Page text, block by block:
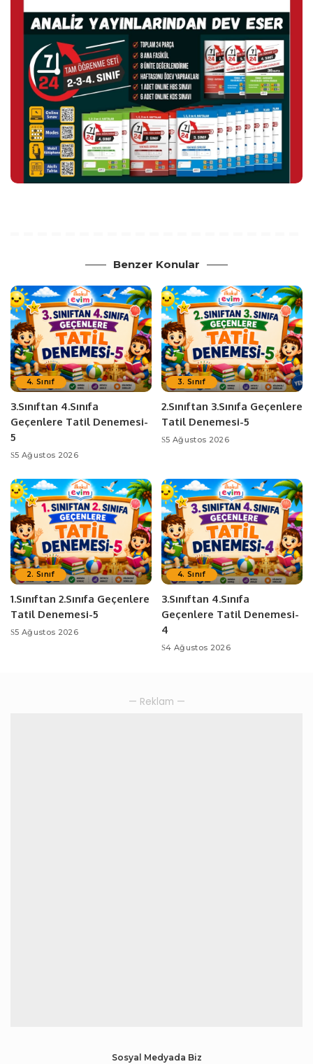
Benzer Konular
4. Sınıf
3.Sınıftan 4.Sınıfa
Geçenlere Tatil Denemesi-
5
5 Ağustos 2026
3. Sınıf
2.Sınıftan 3.Sınıfa Geçenlere
Tatil Denemesi-5
5 Ağustos 2026
2. Sınıf
1.Sınıftan 2.Sınıfa Geçenlere
Tatil Denemesi-5
5 Ağustos 2026
4. Sınıf
3.Sınıftan 4.Sınıfa
Geçenlere Tatil Denemesi-
4
4 Ağustos 2026
— Reklam —
Sosyal Medyada Biz